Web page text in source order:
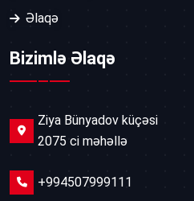
Əlaqə
Bizimlə Əlaqə
Ziya Bünyadov küçəsi
2075 ci məhəllə
+994507999111